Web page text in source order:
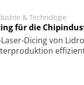
& Technologie
für die
Dicing von